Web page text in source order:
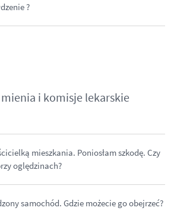
?
i komisje lekarskie
mieszkania. Poniosłam szkodę. Czy
oględzinach?
samochód. Gdzie możecie go obejrzeć?